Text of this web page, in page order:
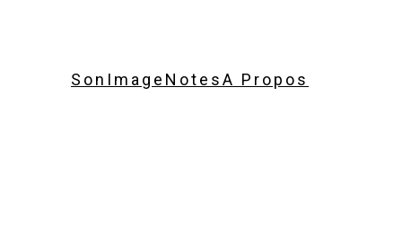
Son Image NotesA Propos